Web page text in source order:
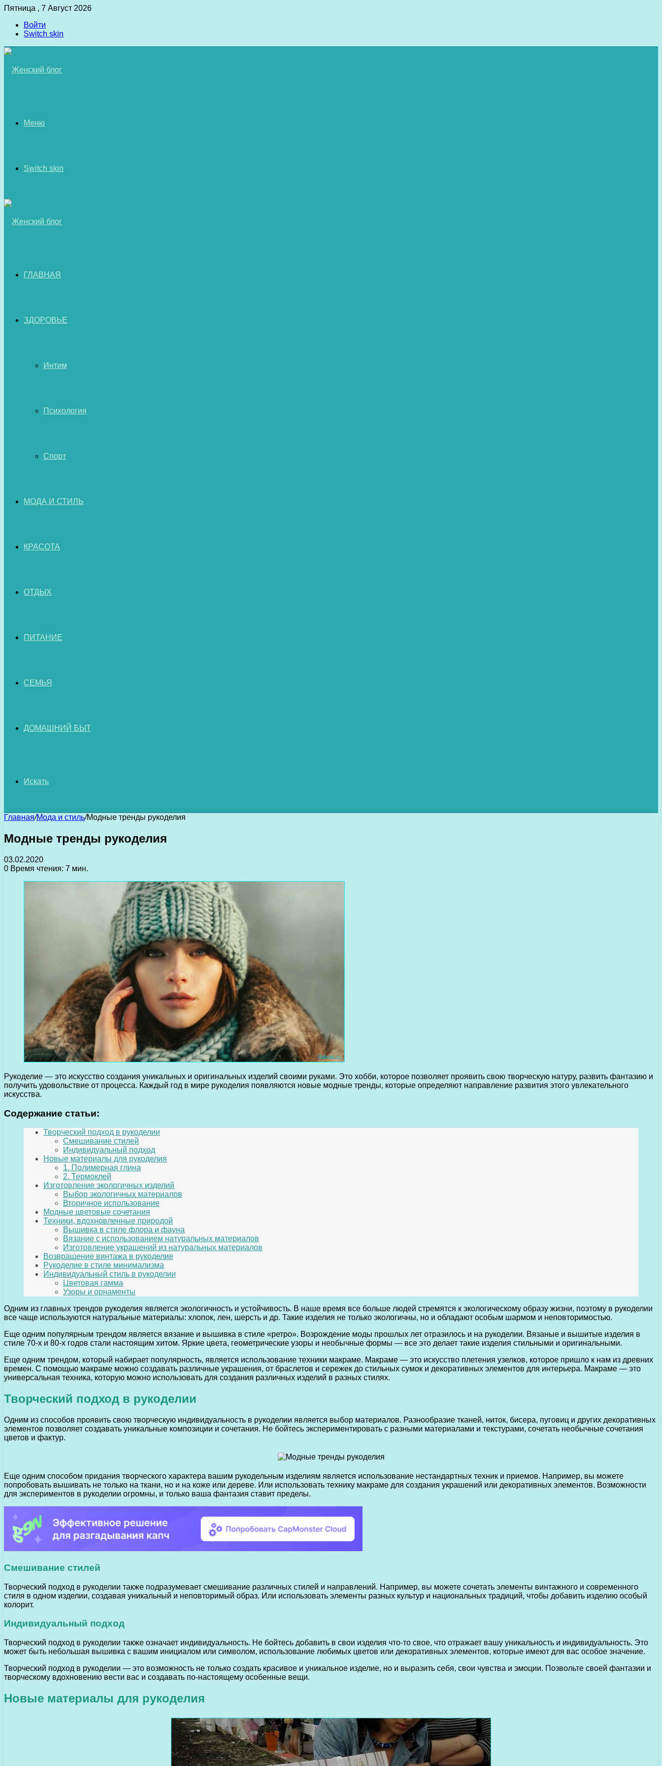
Пятница , 7 Август 2026
Войти
Switch skin
Меню
Switch skin
ГЛАВНАЯ
ЗДОРОВЬЕ
Интим
Психология
Спорт
МОДА И СТИЛЬ
КРАСОТА
ОТДЫХ
ПИТАНИЕ
СЕМЬЯ
ДОМАШНИЙ БЫТ
Искать
Главная/Мода и стиль/Модные тренды рукоделия
Модные тренды рукоделия
03.02.2020
0 Время чтения: 7 мин.
Рукоделие — это искусство создания уникальных и оригинальных изделий своими руками. Это хобби, которое позволяет проявить свою творческую натуру, развить фантазию и
получить удовольствие от процесса. Каждый год в мире рукоделия появляются новые модные тренды, которые определяют направление развития этого увлекательного
искусства.
Содержание статьи:
Творческий подход в рукоделии
Смешивание стилей
Индивидуальный подход
Новые материалы для рукоделия
1. Полимерная глина
2. Термоклей
Изготовление экологичных изделий
Выбор экологичных материалов
Вторичное использование
Модные цветовые сочетания
Техники, вдохновленные природой
Вышивка в стиле флора и фауна
Вязание с использованием натуральных материалов
Изготовление украшений из натуральных материалов
Возвращение винтажа в рукоделие
Рукоделие в стиле минимализма
Индивидуальный стиль в рукоделии
Цветовая гамма
Узоры и орнаменты
Одним из главных трендов рукоделия является экологичность и устойчивость. В наше время все больше людей стремятся к экологическому образу жизни, поэтому в рукоделии
все чаще используются натуральные материалы: хлопок, лен, шерсть и др. Такие изделия не только экологичны, но и обладают особым шармом и неповторимостью.
Еще одним популярным трендом является вязание и вышивка в стиле «ретро». Возрождение моды прошлых лет отразилось и на рукоделии. Вязаные и вышитые изделия в
стиле 70-х и 80-х годов стали настоящим хитом. Яркие цвета, геометрические узоры и необычные формы — все это делает такие изделия стильными и оригинальными.
Еще одним трендом, который набирает популярность, является использование техники макраме. Макраме — это искусство плетения узелков, которое пришло к нам из древних
времен. С помощью макраме можно создавать различные украшения, от браслетов и сережек до стильных сумок и декоративных элементов для интерьера. Макраме — это
универсальная техника, которую можно использовать для создания различных изделий в разных стилях.
Творческий подход в рукоделии
Одним из способов проявить свою творческую индивидуальность в рукоделии является выбор материалов. Разнообразие тканей, ниток, бисера, пуговиц и других декоративных
элементов позволяет создавать уникальные композиции и сочетания. Не бойтесь экспериментировать с разными материалами и текстурами, сочетать необычные сочетания
цветов и фактур.
Еще одним способом придания творческого характера вашим рукодельным изделиям является использование нестандартных техник и приемов. Например, вы можете
попробовать вышивать не только на ткани, но и на коже или дереве. Или использовать технику макраме для создания украшений или декоративных элементов. Возможности
для экспериментов в рукоделии огромны, и только ваша фантазия ставит пределы.
Смешивание стилей
Творческий подход в рукоделии также подразумевает смешивание различных стилей и направлений. Например, вы можете сочетать элементы винтажного и современного
стиля в одном изделии, создавая уникальный и неповторимый образ. Или использовать элементы разных культур и национальных традиций, чтобы добавить изделию особый
колорит.
Индивидуальный подход
Творческий подход в рукоделии также означает индивидуальность. Не бойтесь добавить в свои изделия что-то свое, что отражает вашу уникальность и индивидуальность. Это
может быть небольшая вышивка с вашим инициалом или символом, использование любимых цветов или декоративных элементов, которые имеют для вас особое значение.
Творческий подход в рукоделии — это возможность не только создать красивое и уникальное изделие, но и выразить себя, свои чувства и эмоции. Позвольте своей фантазии и
творческому вдохновению вести вас и создавать по-настоящему особенные вещи.
Новые материалы для рукоделия